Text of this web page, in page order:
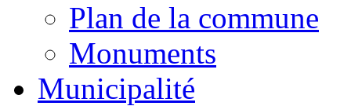
Plan de la commune
Monuments
Municipalité